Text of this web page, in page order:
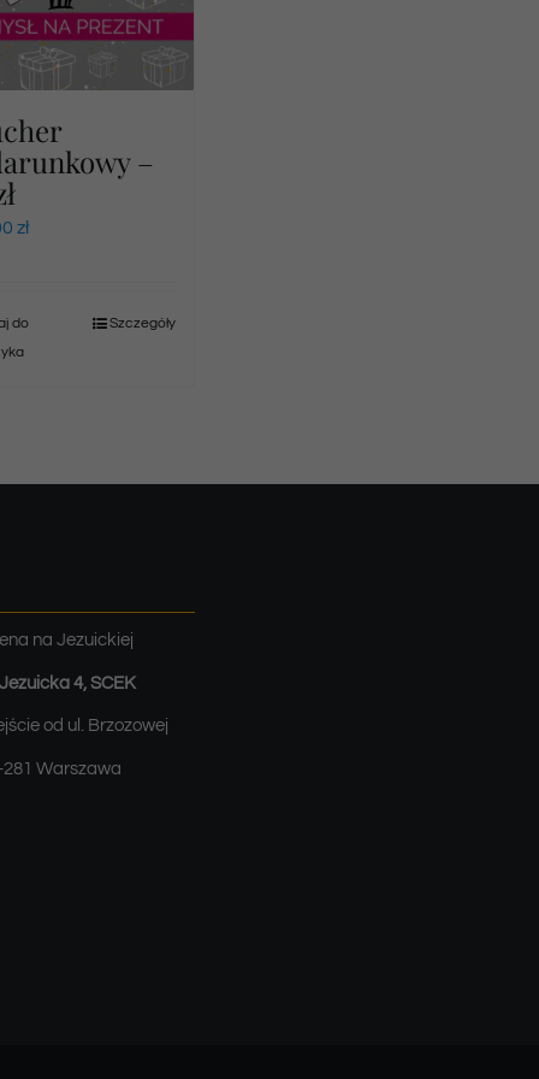
–
zł
do
Szczegóły
na Jezuickiej
4, SCEK
od ul. Brzozowej
281 Warszawa